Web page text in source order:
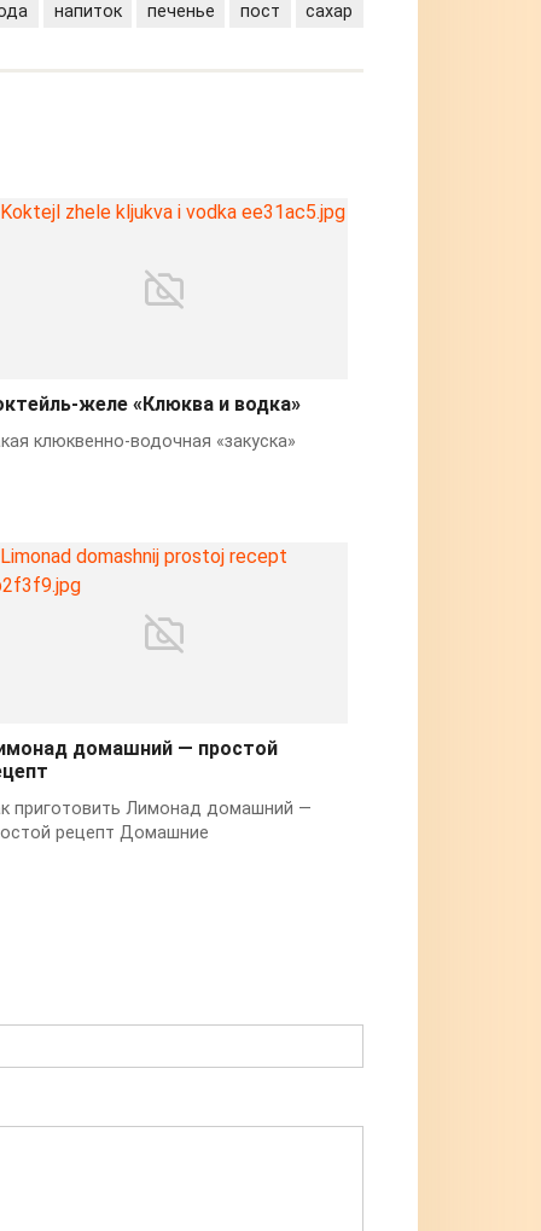
напиток печенье пост сахар
желе «Клюква и водка»
клюквенно-водочная «закуска»
домашний — простой
приготовить Лимонад домашний —
рецепт Домашние